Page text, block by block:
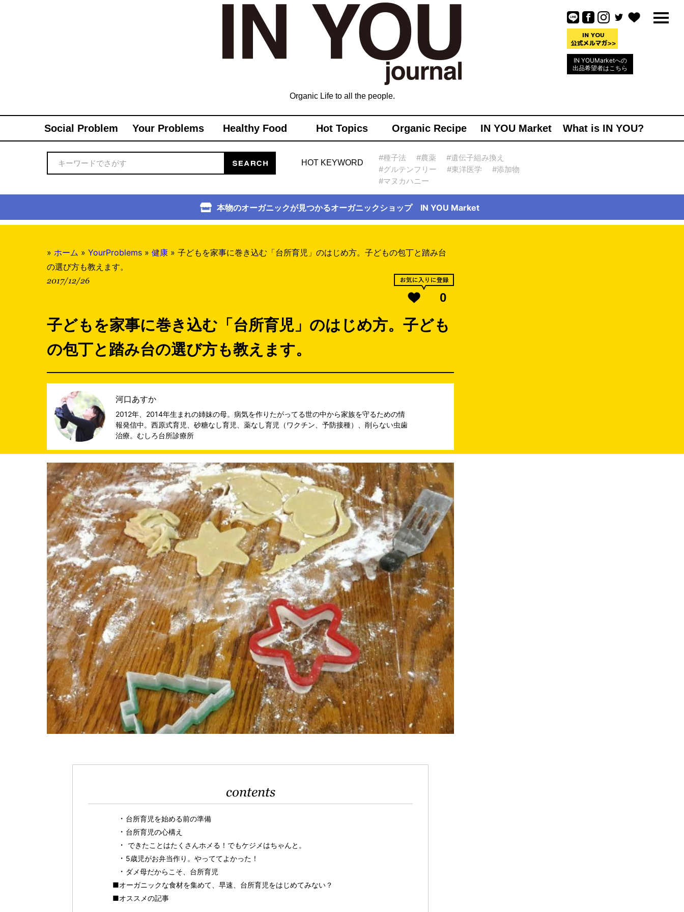
IN YOUMarketへの
出品希望者はこちら
Organic Life to all the people.
Social Problem Your Problems Healthy Food Hot Topics Organic Recipe IN YOU Market What is IN YOU?
HOT KEYWORD
#種子法 #農薬
#遺伝子組み換え
#グルテンフリー
#東洋医学
#添加物
#マヌカハニー
本物のオーガニックが見つかるオーガニックショップ IN YOU Market
» ホーム » YourProblems » 健康 » 子どもを家事に巻き込む「台所育児」のはじめ方。子どもの包丁と踏み台
の選び方も教えます。
2017/12/26
0
子どもを家事に巻き込む「台所育児」のはじめ方。子ども
の包丁と踏み台の選び方も教えます。
河口あすか
2012年、2014年生まれの姉妹の母。病気を作りたがってる世の中から家族を守るための情
報発信中。西原式育児、砂糖なし育児、薬なし育児（ワクチン、予防接種）、削らない虫歯
治療。 むしろ台所診療所
contents
台所育児を始める前の準備
台所育児の心構え
できたことはたくさんホメる！でもケジメはちゃんと。
5歳児がお弁当作り。やっててよかった！
ダメ母だからこそ、台所育児
■オーガニックな食材を集めて、早速、台所育児をはじめてみない？
■オススメの記事